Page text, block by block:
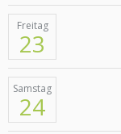
Freitag
23
Samstag
24